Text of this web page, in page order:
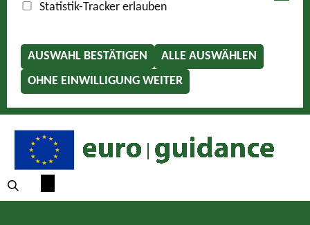
Statistik-Tracker erlauben
AUSWAHL BESTÄTIGEN
ALLE AUSWÄHLEN
OHNE EINWILLIGUNG WEITER